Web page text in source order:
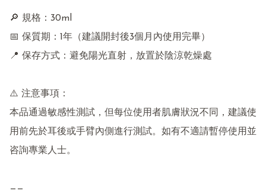
🔎 規格：30ml
📅 保質期：1年（建議開封後3個月內使用完畢）
📍 保存方式：避免陽光直射，放置於陰涼乾燥處
⚠️ 注意事項：
本品通過敏感性測試，但每位使用者肌膚狀況不同，建議使
用前先於耳後或手臂內側進行測試。如有不適請暫停使用並
咨詢專業人士。
——